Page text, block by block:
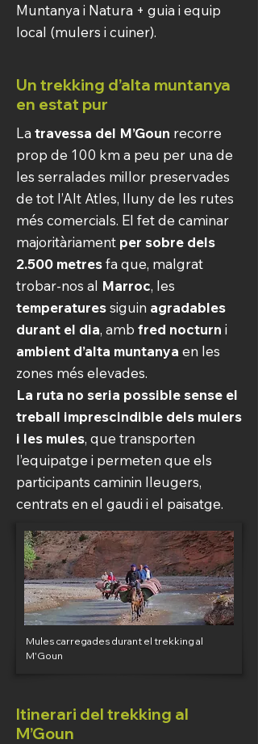
Muntanya i Natura + guia i equip
local (mulers i cuiner).
Un trekking d’alta muntanya
en estat pur
La travessa del M’Goun recorre
prop de 100 km a peu per una de
les serralades millor preservades
de tot l’Alt Atles, lluny de les rutes
més comercials. El fet de caminar
majoritàriament per sobre dels
2.500 metresfa que, malgrat
trobar-nos al Marroc, les
temperaturessiguin agradables
durant el dia, amb fred nocturn i
ambient d’alta muntanya en les
zones més elevades.
La ruta no seria possible sense el
treball imprescindible dels mulers
i les mules, que transporten
l’equipatge i permeten que els
participants caminin lleugers,
centrats en el gaudi i el paisatge.
Mules carregades durant el trekking al
M'Goun
Itinerari del trekking al
M’Goun